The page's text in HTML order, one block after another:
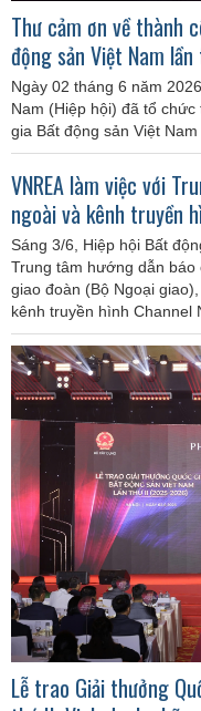
Thư cảm ơn về thành
động sản Việt Nam
Ngày 02 tháng 6 năm
Nam (Hiệp hội) đã tổ
gia Bất động sản Việt
VNREA làm việc với
ngoài và kênh truyền
Sáng 3/6, Hiệp hội Bất
Trung tâm hướng dẫn
giao đoàn (Bộ Ngoại
kênh truyền hình Channel
Lễ trao Giải thưởng